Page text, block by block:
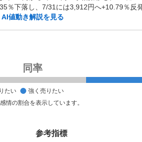
AI値動き解説を見る
同率
たい
強く売りたい
情の割合を表示しています。
参考指標